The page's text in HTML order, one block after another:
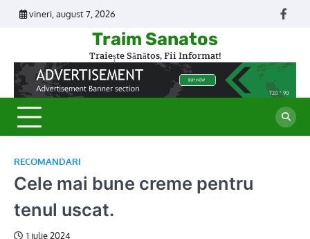
Skip
vineri, august 7, 2026
Traim Sanatos
Traiește Sănătos, Fii Informat!
RECOMANDARI
Cele mai bune creme pentru
tenul uscat.
1 iulie 2024